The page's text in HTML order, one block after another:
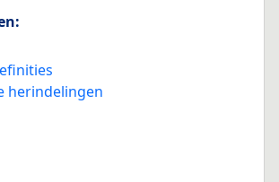
herindelingen